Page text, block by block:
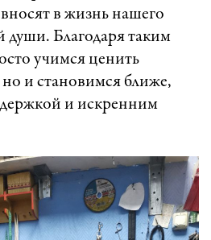
в жизнь нашего
души. Благодаря таким
учимся ценить
но и становимся ближе,
и искренним